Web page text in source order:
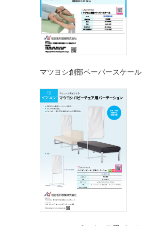
マツヨシ創部ペーパースケール